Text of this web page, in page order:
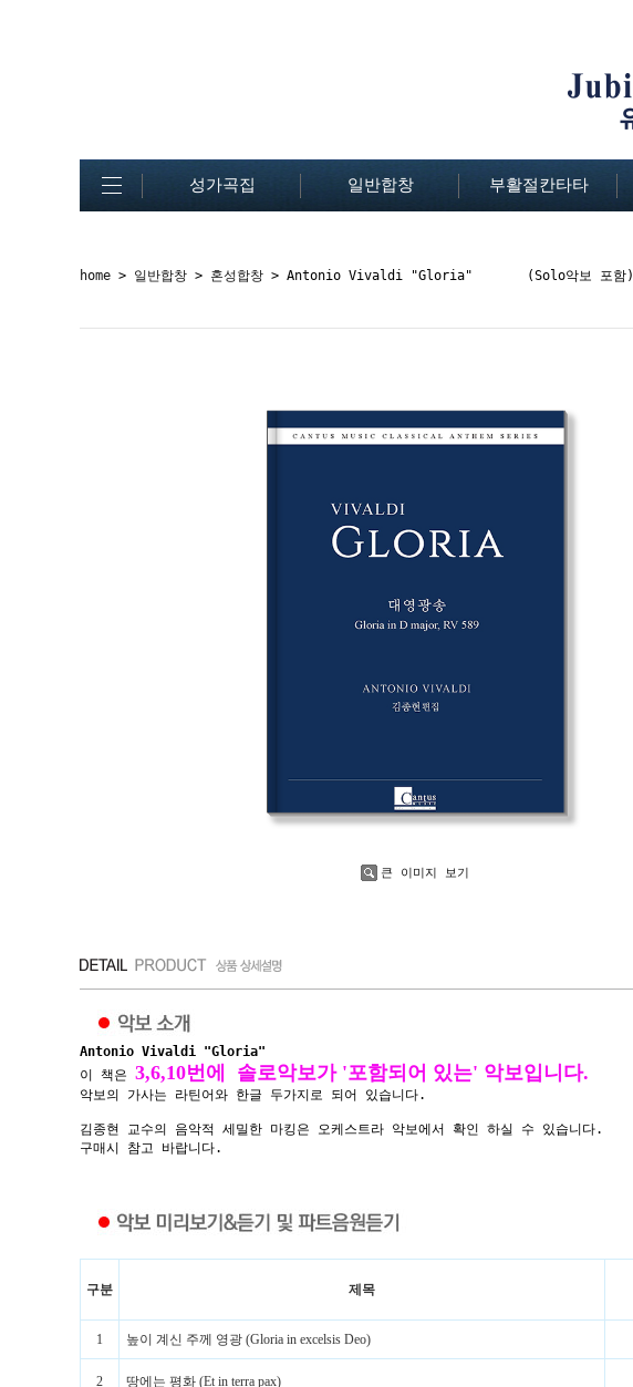
성가곡집 일반합창 부활절칸타타
home > 일반합창 > 혼성합창 > Antonio Vivaldi "Gloria" (Solo악보 포함)
큰 이미지 보기
Antonio Vivaldi "Gloria"
이 책은 3,6,10번에 솔로악보가 '포함되어 있는' 악보입니다.
악보의 가사는 라틴어와 한글 두가지로 되어 있습니다.
김종현 교수의 음악적 세밀한 마킹은 오케스트라 악보에서 확인 하실 수 있습니다.
구매시 참고 바랍니다.
구분 제목
1
높이 계신 주께 영광 (Gloria in excelsis Deo)
2 땅에는 평화 (Et in terra pax)